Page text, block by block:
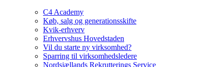
C4 Academy
Køb, salg og generationsskifte
Kvik-erhverv
Erhvervshus Hovedstaden
Vil du starte ny virksomhed?
Sparring til virksomhedsledere
Nordsjællands Rekrutterings Service